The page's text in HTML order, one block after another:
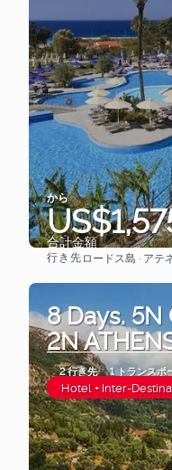
から
合計金額
行き先ロードス島 · アテ
8 Days. 5N
2N
2 行き先 1 トランスポ
Hotel + Inter-